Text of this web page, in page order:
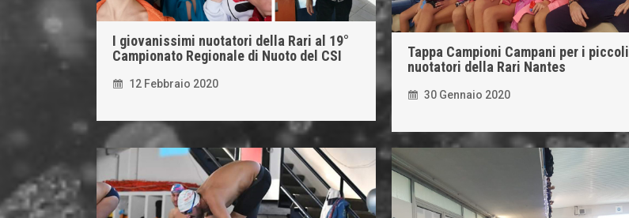
I giovanissimi nuotatori della Rari al 19°
Campionato Regionale di Nuoto del CSI
12 Febbraio 2020
Tappa Campioni Campani per i piccoli
nuotatori della Rari Nantes
30 Gennaio 2020